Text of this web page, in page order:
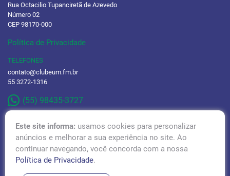
Rua Octacilio Tupanciretã de Azevedo
Número 02
CEP 98170-000
Política de Privacidade
TELEFONES
contato@clubeum.fm.br
55 3272-1316
(55) 98435-3727
Este site informa: usamos cookies para personalizar
anúncios e melhorar a sua experiência no site. Ao
continuar navegando, você concorda com a nossa
Política de Privacidade.